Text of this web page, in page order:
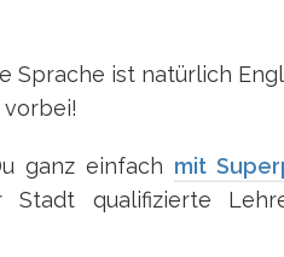
Sprache ist natürlich
ganz einfach mit
qualifizierte